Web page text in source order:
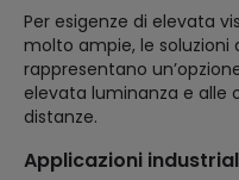
Per esigenze di elevata
molto ampie, le soluzioni
rappresentano
elevata luminanza e
distanze.
Applicazioni